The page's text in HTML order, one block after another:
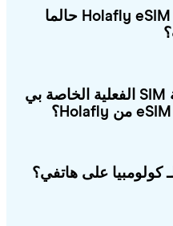
كيف يمكنني حذف شريحة Holafly eSIM حالما
هل يمكنني استخدام بطاقة SIM الفعلية الخاصة بي